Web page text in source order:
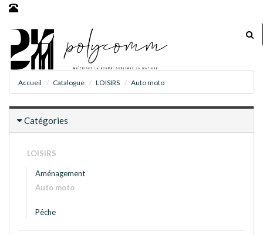
Accueil Catalogue LOISIRS Auto moto
Catégories
LOISIRS
Aménagement
Auto moto
Pêche